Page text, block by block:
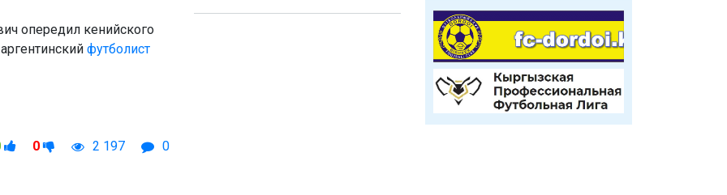
опередил кенийского
футболист
0 2 197 0